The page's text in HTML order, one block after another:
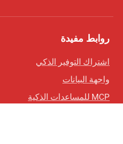
روابط مفيدة
اشتراك التوفير الذكي
واجهة البيانات
MCP للمساعدات الذكية